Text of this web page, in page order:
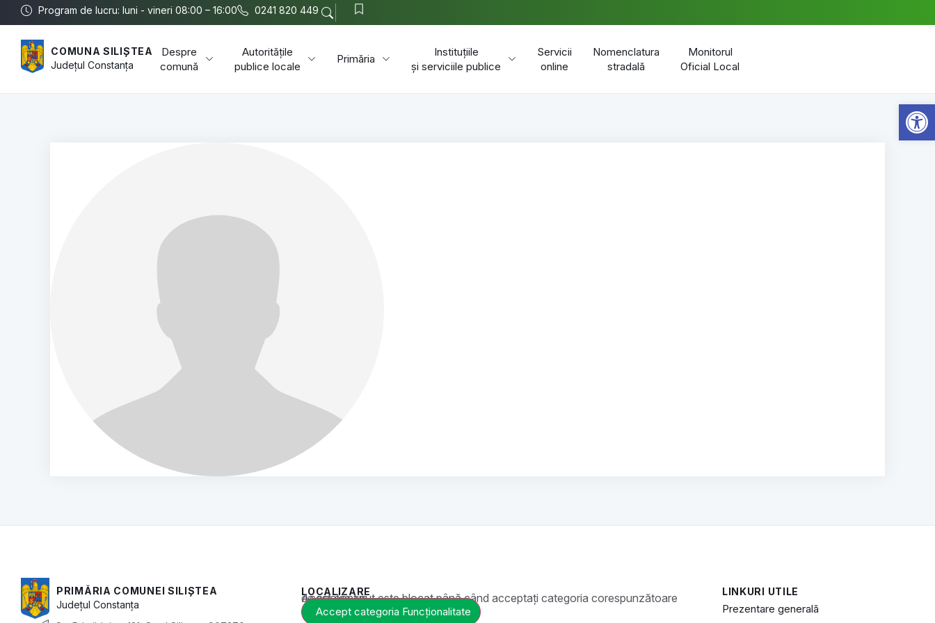
Program de lucru: luni - vineri 08:00 – 16:00 0241 820 449
COMUNA SILIȘTEA
JudețulConstanța
Despre
comună
Autoritățile
publice locale
Primăria
Instituțiile
și serviciile publice
Servicii
online
Nomenclatura
stradală
Monitorul
Oficial Local
PRIMĂRIA COMUNEI SILIȘTEA
JudețulConstanța
LOCALIZARE
Acest conținut este blocat până când acceptați categoria corespunzătoare de cookie-uri.
Accept categoria Funcționalitate
LINKURI UTILE
Prezentare generală